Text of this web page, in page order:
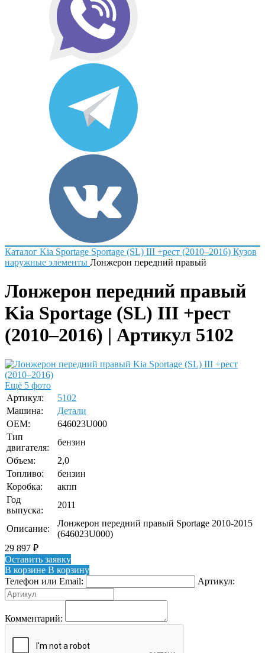
Каталог Kia Sportage Sportage (SL) III +рест (2010–2016) Кузов
наружные элементы Лонжерон передний правый
Лонжерон передний правый
Kia Sportage (SL) III +рест
(2010–2016) | Артикул 5102
Ещё 5 фото
Артикул:
5102
Машина:
Детали
OEM:
646023U000
Тип
двигателя:
бензин
Объем:
2,0
Топливо:
бензин
Коробка:
акпп
Год
выпуска:
2011
Описание:
Лонжерон передний правый Sportage 2010-2015
(646023U000)
29 897 ₽
Оставить заявку
В корзине В корзину
Телефон или Email:
Артикул:
Комментарий: